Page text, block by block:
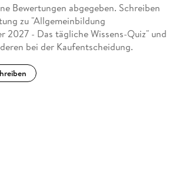
Bewertungen abgegeben. Schreiben
zu "Allgemeinbildung
2027 - Das tägliche Wissens-Quiz" und
bei der Kaufentscheidung.